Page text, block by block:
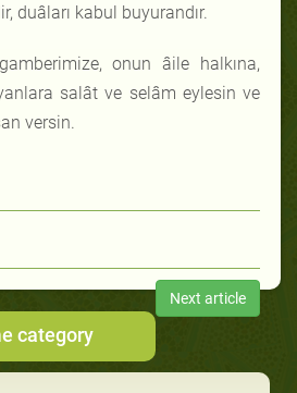
duâları kabul buyurandır.
onun âile halkına,
salât ve selâm eylesin ve
versin.
Next article
category